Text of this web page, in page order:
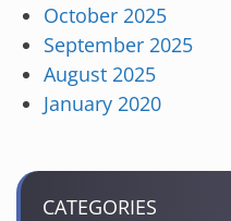
October 2025
September 2025
August 2025
January 2020
CATEGORIES